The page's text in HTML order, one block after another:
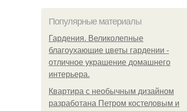
Популярные материалы
Гардения. Великолепные
благоухающие цветы гардении -
отличное украшение домашнего
интерьера.
Квартира с необычным дизайном
разработана Петром костеловым и